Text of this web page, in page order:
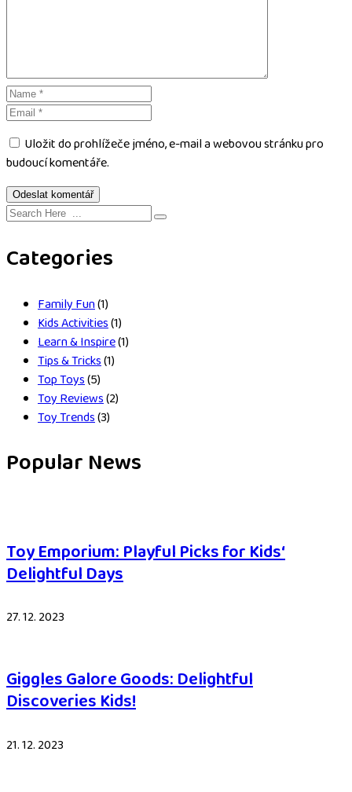
Uložit do prohlížeče jméno, e-mail a webovou stránku pro
budoucí komentáře.
Categories
Family Fun(1)
Kids Activities(1)
Learn & Inspire(1)
Tips & Tricks(1)
Top Toys(5)
Toy Reviews(2)
Toy Trends(3)
Popular News
Toy Emporium: Playful Picks for Kids‘
Delightful Days
27. 12. 2023
Giggles Galore Goods: Delightful
Discoveries Kids!
21. 12. 2023